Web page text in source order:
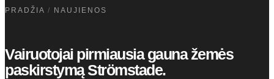
PRADŽIA / NAUJIENOS
Vairuotojai pirmiausia gauna žemės
paskirstymą Strömstade.